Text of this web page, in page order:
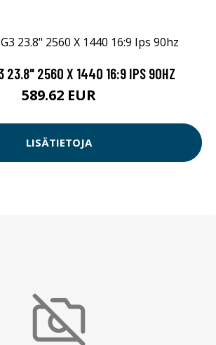
23.8" 2560 X 1440 16:9 IPS 90HZ
589.62 EUR
LISÄTIETOJA